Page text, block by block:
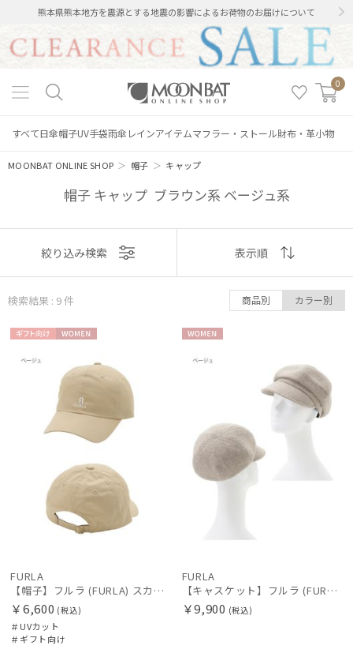
熊本県熊本地方を震源とする地震の影響によるお荷物のお届けについて
0
すべて日傘帽子UV手袋雨傘 レインアイテムマフラー・ストール財布・革小物
MOONBAT ONLINE SHOP ＞ 帽子 ＞ キャップ
帽子 キャップ ブラウン系 ベージュ系
絞り込み
レディース
カテゴリー
ブランド
傘機能
表示
おすすめ
価格の高い
価格の低い
人気順
お気に入り
絞り込み検索 表示順
検索結果 : 9件 商品別 カラー別
向け
FURLA
【帽子】フルラ (FURLA) スカーフキャップ ロゴ刺繍
￥6,600 (税込)
＃UVカット
＃ギフト向け
FURLA
【キャスケット】フルラ (FURLA) ツイードキャスケット UV 洗える
￥9,900 (税込)